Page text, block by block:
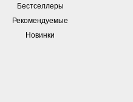
Бестселлеры
Рекомендуемые
Новинки